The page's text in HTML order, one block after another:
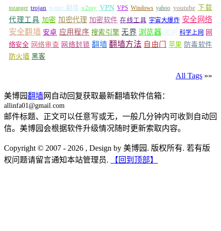
toranger trojan twitter 翻墙 v2ray VPN VPS Windows yahoo youtube 下载
代理工具 加密 加密代理 加密软件 在线工具 宇宙大爆炸 安全网络
安全翻墙 安卓 应用程序 搜索引擎 无界 浏览器 漏洞 科学上网 网
络安全 网络审查 网络封锁 翻墙 翻墙方法 自由门 苹果 防毒软件
防火墙 黑客
All Tags »»
美博园翻墙网自动回复获取最新翻墙软件信箱：
allinfa01@gmail.com
邮件标题、正文可以任意写或无，一般几分钟内可收到自动回
信。美博园会根据软件升级情况随时更新索取内容。
Copyright © 2007 - 2026 , Design by 美博园. 版权所有. 若有版
权问题请留言通知本站管理员.
【回到顶部】